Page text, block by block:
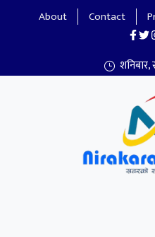
About Contact